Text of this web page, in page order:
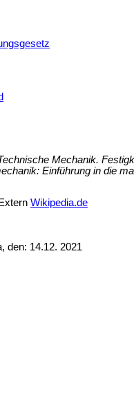
Mechanik.
Einführung in die
Wikipedia.de
den: 14.12. 2021